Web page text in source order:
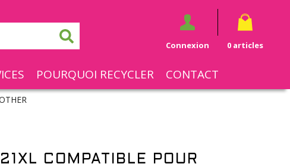
Connexion 0 articles
POURQUOI RECYCLER CONTACT
COMPATIBLE POUR